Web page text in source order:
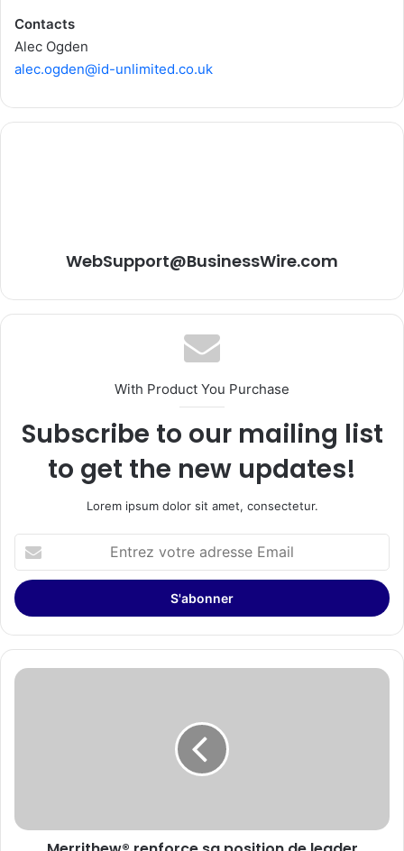
Contacts
Alec Ogden
alec.ogden@id-unlimited.co.uk
WebSupport@BusinessWire.com
With Product You Purchase
Subscribe to our mailing list
to get the new updates!
Lorem ipsum dolor sit amet, consectetur.
votre
adresse
Email
Merrithew®
le
domaine